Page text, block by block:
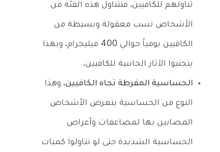
تناولهم للكافيين، فتتناول هذه الفئة من
الأشخاص نسب معقولة وبسيطة من
الكافيين يومياً حوالي 400 ميليجرام، وبهذا
يتجنبوا الآثار الجانبية للكافيين.
الحساسية المفرطة تجاه الكافيين، وهذا
النوع من الحساسية يتعرض الأشخاص
المصابين بها لمضاعفات وأعراض
الحساسية الشديدة حتى لو تناولوا كميات